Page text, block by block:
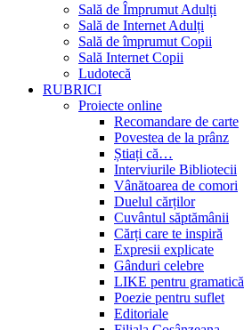
Sală de Împrumut Adulți
Sală de Internet Adulți
Sală de împrumut Copii
Sală Internet Copii
Ludotecă
RUBRICI
Proiecte online
Recomandare de carte
Povestea de la prânz
Știați că…
Interviurile Bibliotecii
Vânătoarea de comori
Duelul cărților
Cuvântul săptămânii
Cărți care te inspiră
Expresii explicate
Gânduri celebre
LIKE pentru gramatică
Poezie pentru suflet
Editoriale